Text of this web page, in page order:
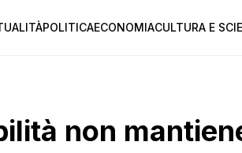
POLITICAECONOMIACULTURA E
non